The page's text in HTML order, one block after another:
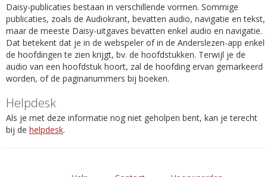
Daisy-publicaties bestaan in verschillende vormen. Sommige
publicaties, zoals de Audiokrant, bevatten audio, navigatie en tekst,
maar de meeste Daisy-uitgaves bevatten enkel audio en navigatie.
Dat betekent dat je in de webspeler of in de Anderslezen-app enkel
de hoofdingen te zien krijgt, bv. de hoofdstukken. Terwijl je de
audio van een hoofdstuk hoort, zal de hoofding ervan gemarkeerd
worden, of de paginanummers bij boeken.
Helpdesk
Als je met deze informatie nog niet geholpen bent, kan je terecht
bij de helpdesk.